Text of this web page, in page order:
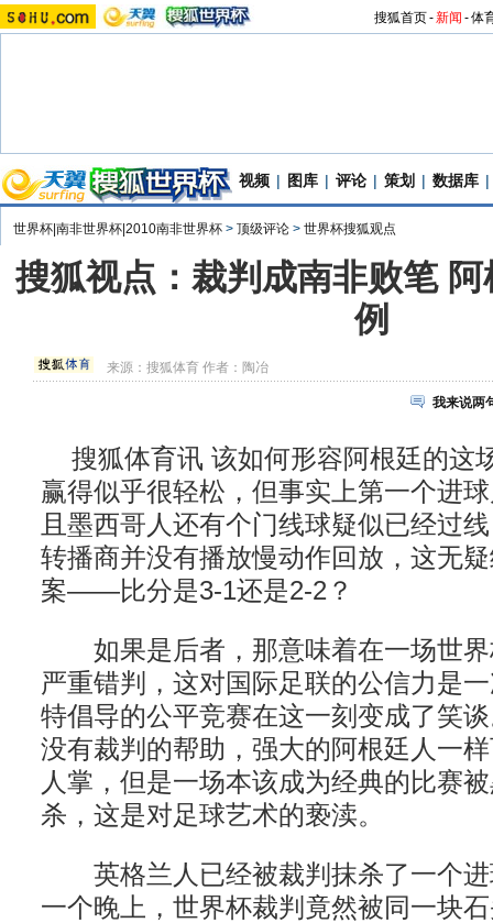
搜狐首页-新闻 -体
视频 | 图库 | 评论 | 策划 | 数据库 |
世界杯|南非世界杯|2010南非世界杯 > 顶级评论 > 世界杯搜狐观点
搜狐视点：裁判成南非败笔
例
来源：搜狐体育 作者：陶冶
我来说两
搜狐体育讯 该如何形容阿根廷的这
赢得似乎很轻松，但事实上第一个进
且墨西哥人还有个门线球疑似已经过
转播商并没有播放慢动作回放，这无
案——比分是3-1还是2-2？
如果是后者，那意味着在一场世界
严重错判，这对国际足联的公信力是
特倡导的公平竞赛在这一刻变成了笑
没有裁判的帮助，强大的阿根廷人一
人掌，但是一场本该成为经典的比赛
杀，这是对足球艺术的亵渎。
英格兰人已经被裁判抹杀了一个进
一个晚上，世界杯裁判竟然被同一块